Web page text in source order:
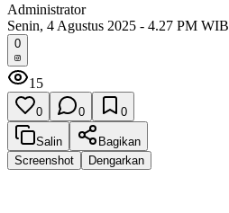
Administrator
Senin, 4 Agustus 2025 - 4.27 PM WIB
0
15
0 0 0
Salin
Bagikan
Screenshot
Dengarkan